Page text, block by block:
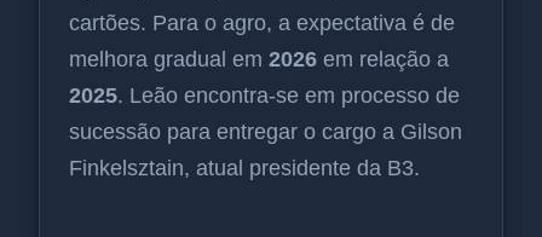
cartões. Para o agro, a expectativa é de
melhora gradual em 2026 em relação a
2025. Leão encontra-se em processo de
sucessão para entregar o cargo a Gilson
Finkelsztain, atual presidente da B3.